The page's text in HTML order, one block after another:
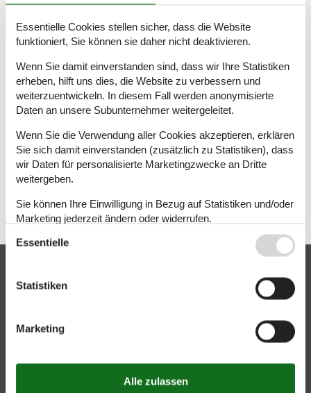
der Gäste sowie Art, Ausstattung und Eigenschaften der
Diese Website erhält von den Kooperationspartnern zudem eine
Auswirkungen auf die Anzeige und Reihenfolge der
Suchergebnisse hat.
Die Sortierung der angezeigten Angebote kann ferner durch die
von Nutzern ausgewählten Sortierpräferenzen (z.B. Relevanz,
Anhand aller genannten Suchkriterien werden die Angebote
dann in einer bestimmten Sortierfolge gelistet und mit einem
Gesamtpreis für den Aufenthalt angezeigt.
ausgewählte Sortierfolge.
info@danischeferienhauser.de
Essentielle Cookies stellen sicher, dass die Website
funktioniert, Sie können sie daher nicht deaktivieren.
Wenn Sie damit einverstanden sind, dass wir Ihre Statistiken
erheben, hilft uns dies, die Website zu verbessern und
weiterzuentwickeln. In diesem Fall werden anonymisierte
Daten an unsere Subunternehmer weitergeleitet.
Wenn Sie die Verwendung aller Cookies akzeptieren, erklären
Sie sich damit einverstanden (zusätzlich zu Statistiken), dass
wir Daten für personalisierte Marketingzwecke an Dritte
weitergeben.
Sie können Ihre Einwilligung in Bezug auf Statistiken und/oder
Marketing jederzeit ändern oder widerrufen.
Siehe auch unsere
Essentielle
Statistiken
Marketing